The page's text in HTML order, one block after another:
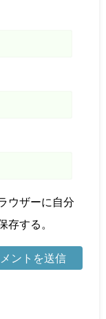
ウザーに自分
する。